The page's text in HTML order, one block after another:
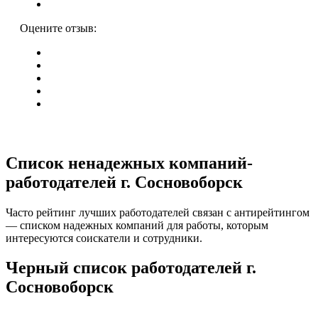
Оцените отзыв:
Список ненадежных компаний-
работодателей г. Сосновоборск
Часто рейтинг лучших работодателей связан с антирейтингом
— списком надежных компаний для работы, которым
интересуются соискатели и сотрудники.
Черный список работодателей г.
Сосновоборск